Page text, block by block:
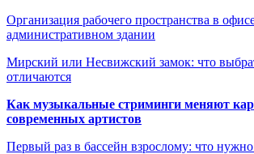
Организация рабочего пространства в
административном здании
Мирский или Несвижский замок: что
отличаются
Как музыкальные стриминги меняют
современных артистов
Первый раз в бассейн взрослому: что нужно